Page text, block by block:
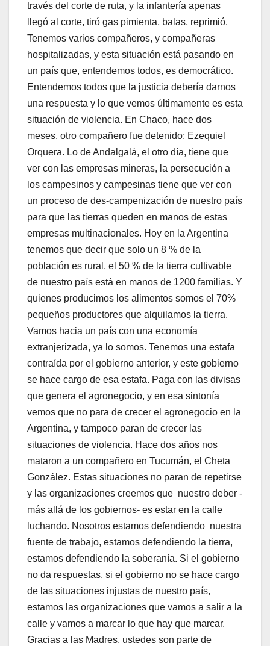
través del corte de ruta, y la infantería apenas
llegó al corte, tiró gas pimienta, balas, reprimió.
Tenemos varios compañeros, y compañeras
hospitalizadas, y esta situación está pasando en
un país que, entendemos todos, es democrático.
Entendemos todos que la justicia debería darnos
una respuesta y lo que vemos últimamente es esta
situación de violencia. En Chaco, hace dos
meses, otro compañero fue detenido; Ezequiel
Orquera. Lo de Andalgalá, el otro día, tiene que
ver con las empresas mineras, la persecución a
los campesinos y campesinas tiene que ver con
un proceso de des-campenización de nuestro país
para que las tierras queden en manos de estas
empresas multinacionales. Hoy en la Argentina
tenemos que decir que solo un 8 % de la
población es rural, el 50 % de la tierra cultivable
de nuestro país está en manos de 1200 familias. Y
quienes producimos los alimentos somos el 70%
pequeños productores que alquilamos la tierra.
Vamos hacia un país con una economía
extranjerizada, ya lo somos. Tenemos una estafa
contraída por el gobierno anterior, y este gobierno
se hace cargo de esa estafa. Paga con las divisas
que genera el agronegocio, y en esa sintonía
vemos que no para de crecer el agronegocio en la
Argentina, y tampoco paran de crecer las
situaciones de violencia. Hace dos años nos
mataron a un compañero en Tucumán, el Cheta
González. Estas situaciones no paran de repetirse
y las organizaciones creemos que nuestro deber -
más allá de los gobiernos- es estar en la calle
luchando. Nosotros estamos defendiendo nuestra
fuente de trabajo, estamos defendiendo la tierra,
estamos defendiendo la soberanía. Si el gobierno
no da respuestas, si el gobierno no se hace cargo
de las situaciones injustas de nuestro país,
estamos las organizaciones que vamos a salir a la
calle y vamos a marcar lo que hay que marcar.
Gracias a las Madres, ustedes son parte de